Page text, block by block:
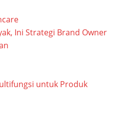
Ini Strategi Brand Owner
untuk Produk